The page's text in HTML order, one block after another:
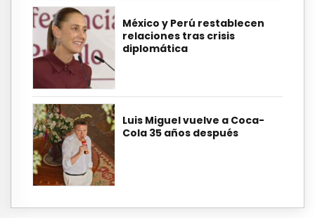
México y Perú restablecen
relaciones tras crisis
diplomática
Luis Miguel vuelve a Coca-
Cola 35 años después